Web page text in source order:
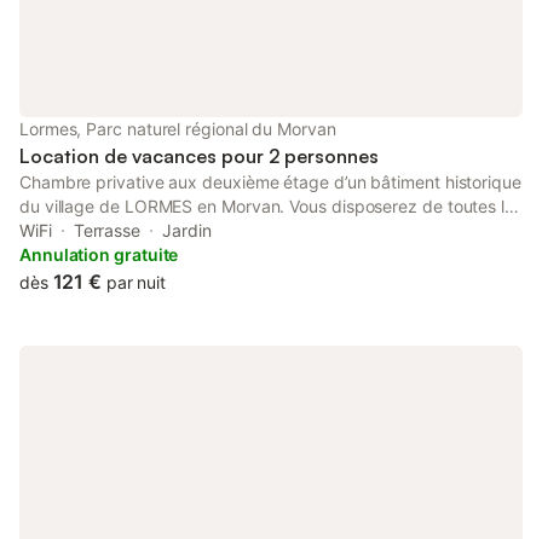
Lormes, Parc naturel régional du Morvan
Location de vacances pour 2 personnes
Chambre privative aux deuxième étage d’un bâtiment historique
du village de LORMES en Morvan. Vous disposerez de toutes les
commodités similaires à un Hôtel sans la télévision. Wifi ( fibre)
dans votre chambre. Pour une nuitée agréable.
WiFi Terrasse
Jardin
Annulation gratuite
dès 121 € par nuit